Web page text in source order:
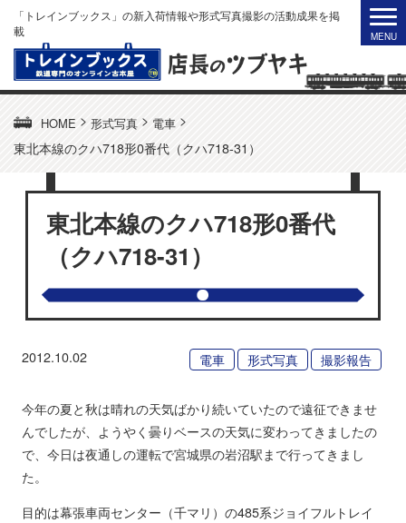
「トレインブックス」の新入荷情報や形式写真撮影の活動成果を掲
載
HOME > 形式写真 > 電車 >
東北本線のクハ718形0番代（クハ718-31）
東北本線のクハ718形0番代
（クハ718-31）
2012.10.02 電車 形式写真 撮影報告
今年の夏と秋は晴れの天気ばかり続いていたので遠征できませ
んでしたが、ようやく曇りベースの天気に変わってきましたの
で、今日は夜通しの運転で宮城県の岩沼駅まで行ってきまし
た。
目的は幕張車両センター（千マリ）の485系ジョイフルトレイ